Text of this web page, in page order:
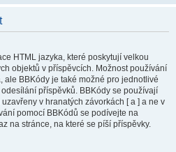
HTML jazyka, které poskytují velkou
objektů v příspěvcích. Možnost používání
ale BBKódy je také možné pro jednotlivé
příspěvků. BBKódy se používají
v hranatých závorkách [ a ] a ne v
pomocí BBKódů se podívejte na
na stránce, na které se píší příspěvky.